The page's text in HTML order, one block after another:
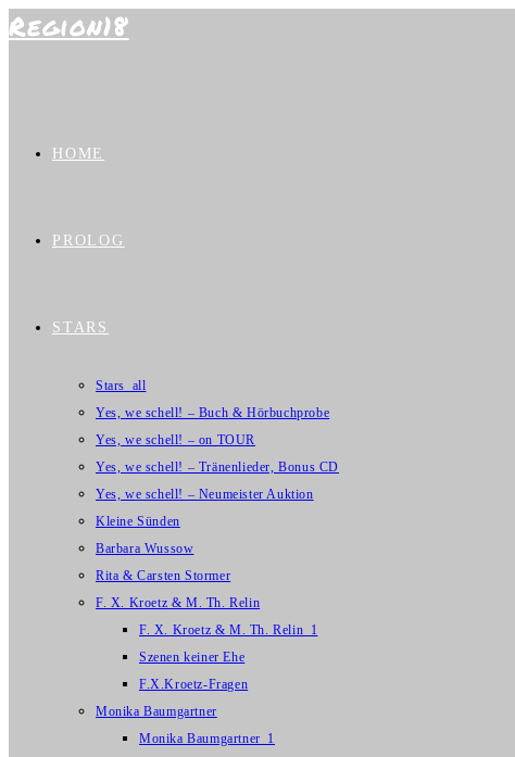
Zum
Region18
HOME
PROLOG
STARS
Stars_all
Yes, we schell! – Buch & Hörbuchprobe
Yes, we schell! – on TOUR
Yes, we schell! – Tränenlieder, Bonus CD
Yes, we schell! – Neumeister Auktion
Kleine Sünden
Barbara Wussow
Rita & Carsten Stormer
F. X. Kroetz & M. Th. Relin
F. X. Kroetz & M. Th. Relin_1
Szenen keiner Ehe
F.X.Kroetz-Fragen
Monika Baumgartner
Monika Baumgartner_1